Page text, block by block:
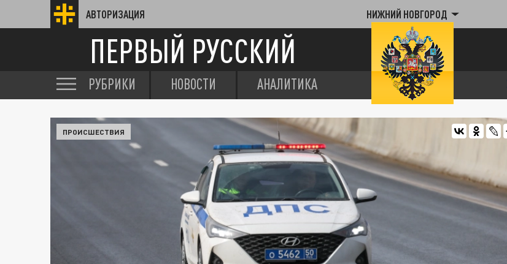
АВТОРИЗАЦИЯ НИЖНИЙ НОВГОРОД
ПЕРВЫЙ РУССКИЙ
РУБРИКИ НОВОСТИ АНАЛИТИКА
ПРОИСШЕСТВИЯ